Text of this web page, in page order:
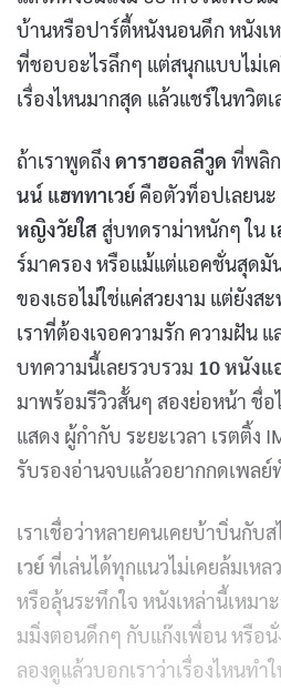
บ้านหรือปาร์ตี้หนังนอนดึก หนังเ
ที่ชอบอะไรลึกๆ แต่สนุกแบบไม่เ
เรื่องไหนมากสุด แล้วแชร์ในทวิตเ
ถ้าเราพูดถึง ดาราฮอลลีวูด ที่พลิ
นน์ แฮททาเวย์คือตัวท็อปเลยนะ
หญิงวัยใส สู่บทดราม่าหนักๆ ใน
ร์มาครอง หรือแม้แต่แอคชั่นสุดมั
ของเธอไม่ใช่แค่สวยงาม แต่ยัง
เราที่ต้องเจอความรัก ความฝัน
บทความนี้เลยรวบรวม 10 หนังแ
มาพร้อมรีวิวสั้นๆ สองย่อหน้า ชื่อ
แสดง ผู้กำกับ ระยะเวลา เรตติ้ง
รับรองอ่านจบแล้วอยากกดเพลย์
เราเชื่อว่าหลายคนเคยบ้าบิ่นกับส
เวย์ที่เล่นได้ทุกแนวไม่เคยล้มเห
หรือลุ้นระทึกใจ หนังเหล่านี้เหม
มมิ่งตอนดึกๆ กับแก๊งเพื่อน หรือ
ลองดูแล้วบอกเราว่าเรื่องไหนทำ